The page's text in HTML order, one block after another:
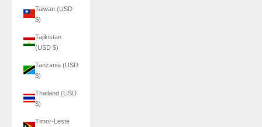
Taiwan (USD
$)
Tajikistan
(USD $)
Tanzania (USD
$)
Thailand (USD
$)
Timor-Leste